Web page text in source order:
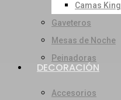
Camas King
Gaveteros
Mesas de Noche
Peinadoras
DECORACIÓN
Accesorios